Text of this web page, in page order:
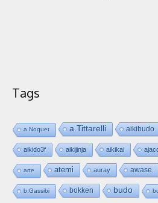
Tags
a.Noquet a.Tittarelli aikibudo
aikido3f aikijinja aikikai
arte atemi auray awase
b.Gassibi bokken budo